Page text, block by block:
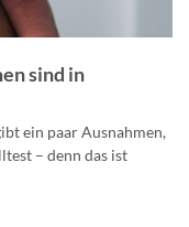
sind in
ein paar Ausnahmen,
– denn das ist